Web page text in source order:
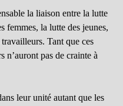
la liaison entre la lutte
femmes, la lutte des jeunes,
Tant que ces
n’auront pas de crainte à
leur unité autant que les